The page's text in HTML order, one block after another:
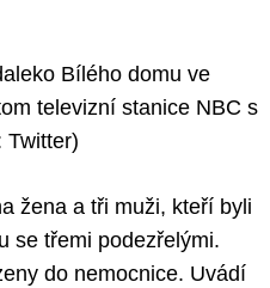
Bílého domu ve
televizní stanice NBC s
Twitter)
žena a tři muži, kteří byli
se třemi podezřelými.
do nemocnice. Uvádí